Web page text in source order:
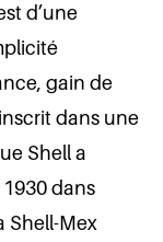
d’une
gain de
dans une
Shell a
dans
Shell-Mex